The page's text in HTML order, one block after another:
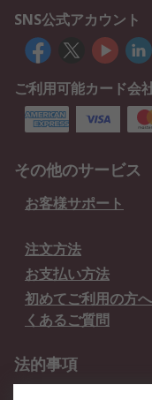
SNS公式アカウント
ご利用可能カード会
その他のサービス
お客様サポート
注文方法
お支払い方法
初めてご利用の方
くあるご質問
法的事項